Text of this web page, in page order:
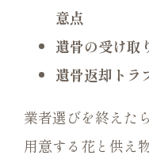
意点
遺骨の受け取
遺骨返却トラ
業者選びを終えた
用意する花と供え